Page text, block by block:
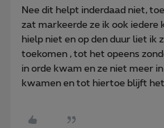
Nee dit helpt inderdaad niet,
zat markeerde ze ik ook iedere
hielp niet en op den duur liet ik
toekomen , tot het opeens
in orde kwam en ze niet meer
kwamen en tot hiertoe blijft het